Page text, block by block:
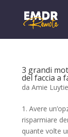
3 grandi
del faccia a
da Amie
1. Avere
risparmiare
quante volte